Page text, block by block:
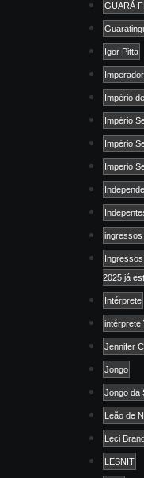
GUARÁ
Igor Pitta
Império
Império
Império
Imperio
ingressos
2025 já
Intérprete
intérprete
Jennifer
Jongo
Jongo da
Leão de
Leci
LESNIT